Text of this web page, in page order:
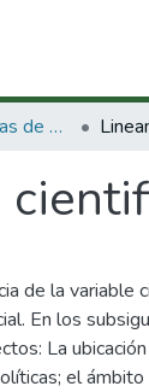
Publicaciones seriadas de Minciencias
de la
En los
La
el